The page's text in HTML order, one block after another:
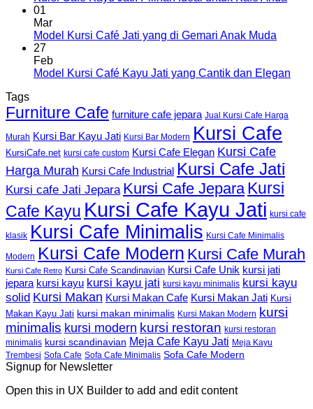
01
Mar
Model Kursi Café Jati yang di Gemari Anak Muda
27
Feb
Model Kursi Café Kayu Jati yang Cantik dan Elegan
Tags
Furniture Cafe furniture cafe jepara Jual Kursi Cafe Harga
Murah Kursi Bar Kayu Jati Kursi Bar Modern Kursi Cafe
KursiCafe.net kursi cafe custom Kursi Cafe Elegan Kursi Cafe
Harga Murah Kursi Cafe Industrial Kursi Cafe Jati
Kursi cafe Jati Jepara Kursi Cafe Jepara Kursi
Cafe Kayu Kursi Cafe Kayu Jati kursi cafe
klasik Kursi Cafe Minimalis Kursi Cafe Minimalis
Modern Kursi Cafe Modern Kursi Cafe Murah
Kursi Cafe Retro Kursi Cafe Scandinavian Kursi Cafe Unik kursi jati
jepara kursi kayu kursi kayu jati kursi kayu minimalis kursi kayu
solid Kursi Makan Kursi Makan Cafe Kursi Makan Jati Kursi
Makan Kayu Jati kursi makan minimalis Kursi Makan Modern
kursi
minimalis kursi modern kursi restoran kursi restoran
minimalis kursi scandinavian Meja Cafe Kayu Jati Meja Kayu
Trembesi Sofa Cafe Sofa Cafe Minimalis Sofa Cafe Modern
Signup for Newsletter
Open this in UX Builder to add and edit content